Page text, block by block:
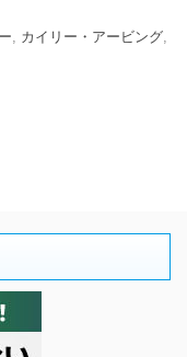
, カイリー・アービング,